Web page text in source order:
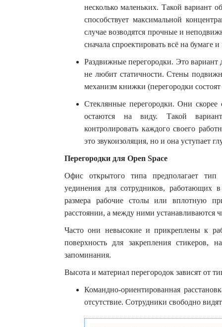
несколько маленьких. Такой вариант
способствует максимальной
случае возводятся прочные и
сначала спроектировать всё на бумаге
Раздвижные перегородки. Это вариант
не любит статичности. Стены
механизм книжки (перегородки
Стеклянные перегородки. Они скорее
остаются на виду. Такой
контролировать каждого своего
это звукоизоляция, но и она уступает
Перегородки для Open Space
Офис открытого типа предполагает
уединения для сотрудников,
размера рабочие столы или вплотную
расстоянии, а между ними устанавливаются
Часто они невысокие и прикреплены к
поверхность для закрепления стикеров,
запоминания.
Высота и материал перегородок зависят от
Командно-ориентированная
отсутствие. Сотрудники свободно